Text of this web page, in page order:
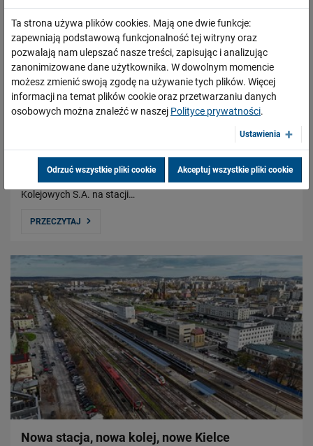
Stacja Olkusz w nowym standardzie dostępna
dla podróżnych
Nowe perony wyposażone w nowoczesne elementy obsługi
podróżnych i bezkolizyjne przejście pod torami z windą – to
Kolejowych S.A. na stacji…
PRZECZYTAJ
Nowa stacja, nowa kolej, nowe Kielce
Ta strona używa plików cookies. Mają one dwie funkcje:
zapewniają podstawową funkcjonalność tej witryny oraz
pozwalają nam ulepszać nasze treści, zapisując i analizując
zanonimizowane dane użytkownika. W dowolnym momencie
możesz zmienić swoją zgodę na używanie tych plików. Więcej
informacji na temat plików cookie oraz przetwarzaniu danych
osobowych można znaleźć w naszej Polityce prywatności.
Ustawienia
Odrzuć wszystkie pliki cookie Akceptuj wszystkie pliki cookie